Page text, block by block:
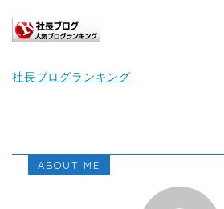
社長ブログランキング
ABOUT ME